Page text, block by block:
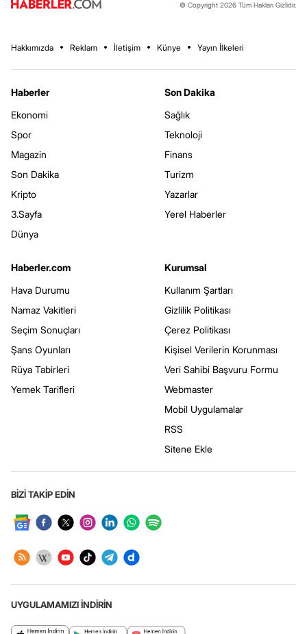
© Copyright 2026 Tüm Hakları Gizlidir.
Hakkımızda Reklam İletişim Künye Yayın İlkeleri
Haberler
Ekonomi
Spor
Magazin
Son Dakika
Kripto
3.Sayfa
Dünya
Son Dakika
Sağlık
Teknoloji
Finans
Turizm
Yazarlar
Yerel Haberler
Haberler.com
Hava Durumu
Namaz Vakitleri
Seçim Sonuçları
Şans Oyunları
Rüya Tabirleri
Yemek Tarifleri
Kurumsal
Kullanım Şartları
Gizlilik Politikası
Çerez Politikası
Kişisel Verilerin Korunması
Veri Sahibi Başvuru Formu
Webmaster
Mobil Uygulamalar
RSS
Sitene Ekle
BİZİ TAKİP EDİN
UYGULAMAMIZI İNDİRİN